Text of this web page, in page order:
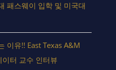
패스웨이 입학 및 미국대
이유!! East Texas A&M
터 교수 인터뷰